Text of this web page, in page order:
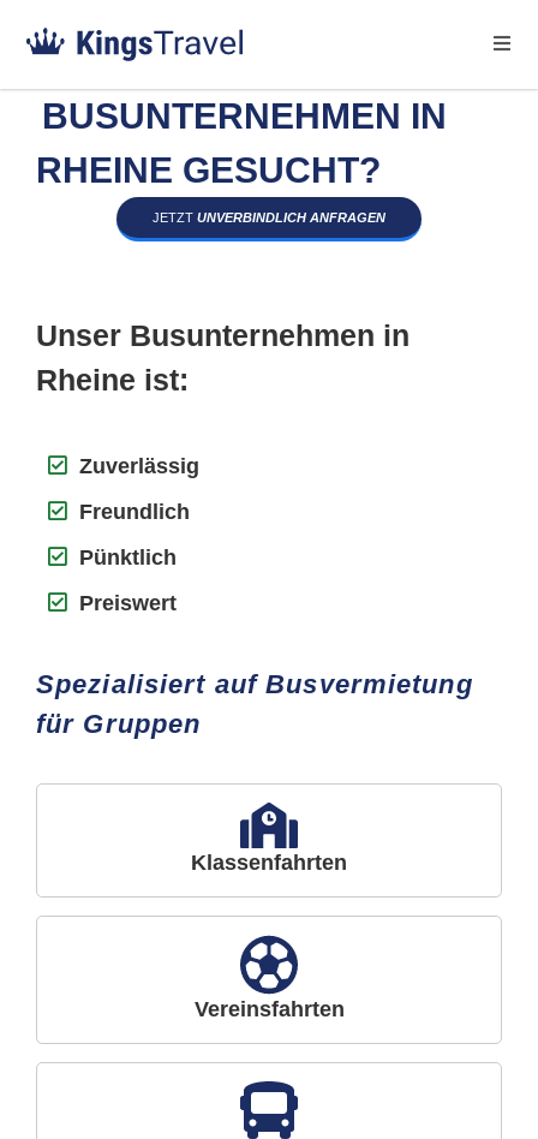
BUSUNTERNEHMEN IN
RHEINE GESUCHT?
JETZT UNVERBINDLICH ANFRAGEN
Unser Busunternehmen in
Rheine ist:
Zuverlässig
Freundlich
Pünktlich
Preiswert
Spezialisiert auf Busvermietung
für Gruppen
Klassenfahrten
Vereinsfahrten